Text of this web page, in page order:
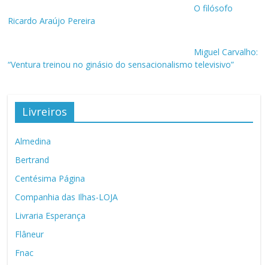
O filósofo
Ricardo Araújo Pereira
Miguel Carvalho:
“Ventura treinou no ginásio do sensacionalismo televisivo”
Livreiros
Almedina
Bertrand
Centésima Página
Companhia das Ilhas-LOJA
Livraria Esperança
Flâneur
Fnac